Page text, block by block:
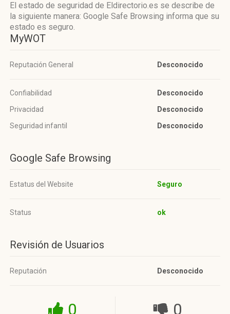
El estado de seguridad de Eldirectorio.es se describe de
la siguiente manera: Google Safe Browsing informa que su
estado es seguro.
MyWOT
Reputación General Desconocido
Confiabilidad
Desconocido
Privacidad
Desconocido
Seguridad infantil
Desconocido
Google Safe Browsing
Estatus del Website Seguro
Status ok
Revisión de Usuarios
Reputación Desconocido
0 0